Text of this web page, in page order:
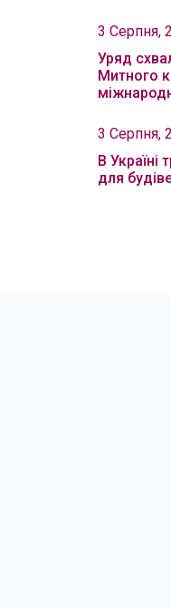
3 Серпня,
Уряд
Митного
3 Серпня,
В Україні
для